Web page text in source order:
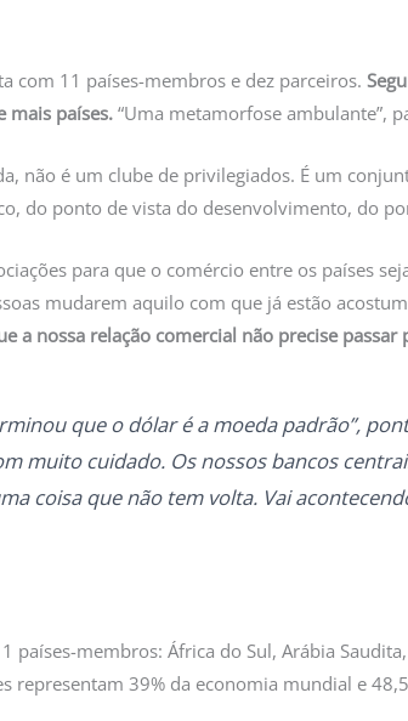
com 11 países-membros e dez parceiros.
mais países.“Uma metamorfose ambulante”,
não é um clube de privilegiados. É um
do ponto de vista do desenvolvimento, do
para que o comércio entre os países
mudarem aquilo com que já estão
a nossa relação comercial não precise passar
que o dólar é a moeda padrão”,
muito cuidado. Os nossos bancos
coisa que não tem volta. Vai
países-membros: África do Sul, Arábia
representam 39% da economia mundial e